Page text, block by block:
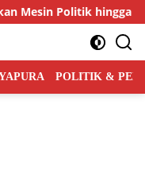
Mesin Politik hingga
POLITIK &